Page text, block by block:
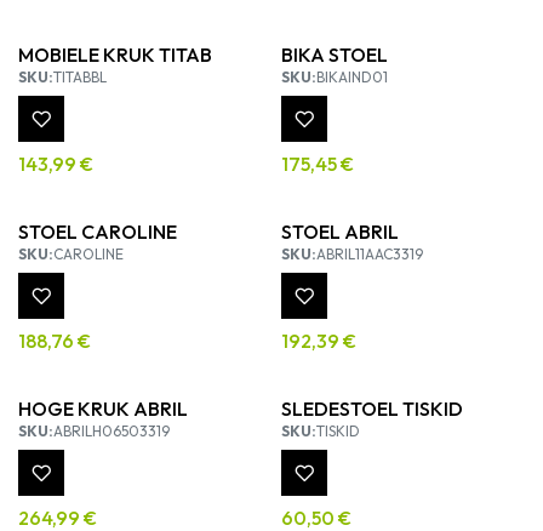
MOBIELE KRUK TITAB
SKU:TITABBL
143,99 €
BIKA STOEL
SKU:BIKAIND01
175,45€
STOEL CAROLINE
SKU:CAROLINE
188,76 €
STOEL ABRIL
SKU:ABRIL11AAC3319
192,39 €
HOGE KRUK ABRIL
SKU:ABRILH06503319
264,99 €
SLEDESTOEL TISKID
SKU:TISKID
60,50 €